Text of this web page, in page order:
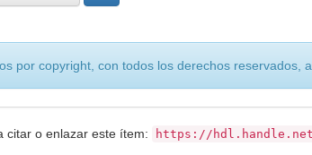
por copyright, con todos los derechos reservados,
citar o enlazar este ítem: https://hdl.handle.net/